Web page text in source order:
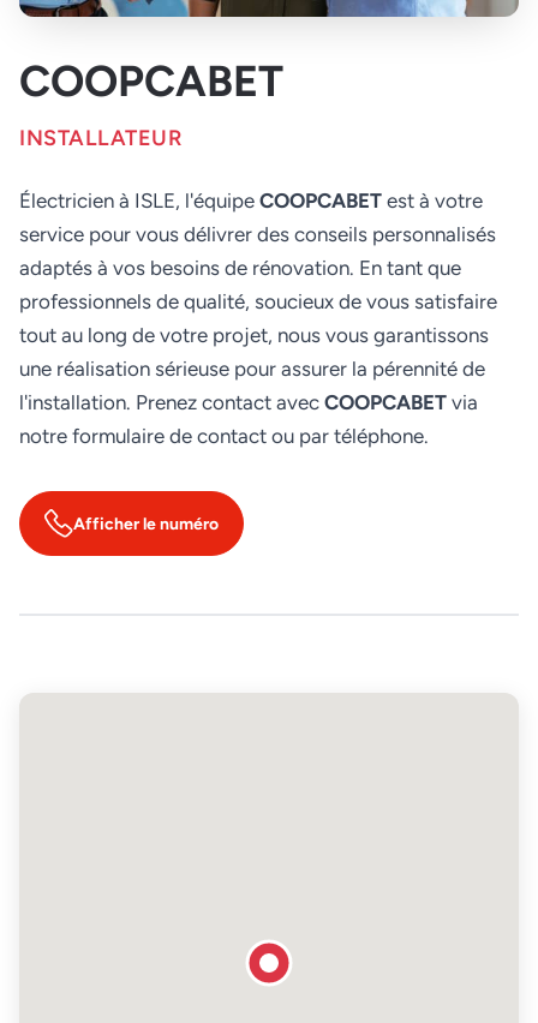
COOPCABET
INSTALLATEUR
Électricien à ISLE, l'équipe COOPCABET est à votre
service pour vous délivrer des conseils personnalisés
adaptés à vos besoins de rénovation. En tant que
professionnels de qualité, soucieux de vous satisfaire
tout au long de votre projet, nous vous garantissons
une réalisation sérieuse pour assurer la pérennité de
l'installation. Prenez contact avec COOPCABET via
notre formulaire de contact ou par téléphone.
Afficher le numéro